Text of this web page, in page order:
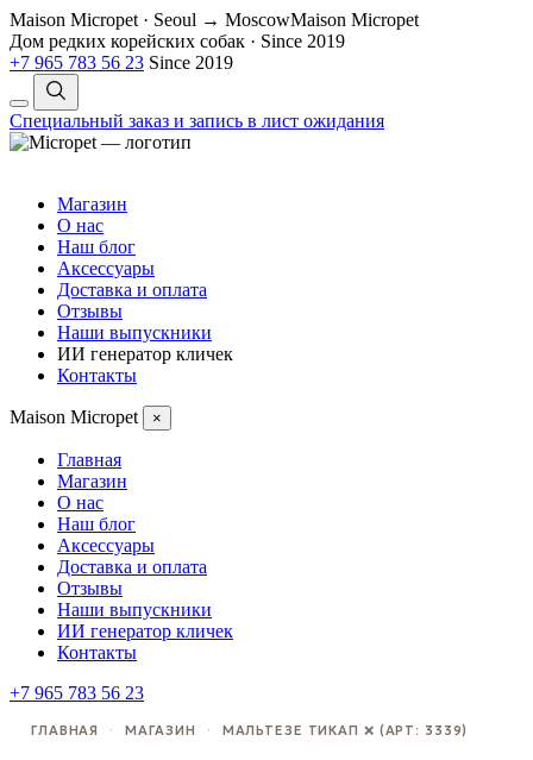
Maison Micropet · Seoul → MoscowMaison Micropet
Дом редких корейских собак · Since 2019
+7 965 783 56 23 Since 2019
Специальный заказ и запись в лист ожидания
Магазин
О нас
Наш блог
Аксессуары
Доставка и оплата
Отзывы
Наши выпускники
ИИ генератор кличек
Контакты
Maison Micropet ×
Главная
Магазин
О нас
Наш блог
Аксессуары
Доставка и оплата
Отзывы
Наши выпускники
ИИ генератор кличек
Контакты
+7 965 783 56 23
ГЛАВНАЯ · МАГАЗИН · МАЛЬТЕЗЕ ТИКАП ❌ (АРТ: 3339)